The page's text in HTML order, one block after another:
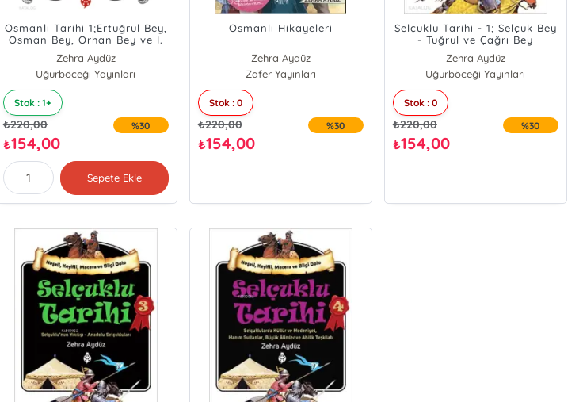
Osmanlı Tarihi 1;Ertuğrul Bey,
Osman Bey, Orhan Bey ve I.
Murat Dönemleri
Zehra Aydüz
Uğurböceği Yayınları
Stok : 1+
₺220,00
₺154,00
%30
Sepete Ekle
Osmanlı Hikayeleri
Zehra Aydüz
Zafer Yayınları
Stok : 0
₺220,00
₺154,00
%30
Selçuklu Tarihi - 1; Selçuk Bey
- Tuğrul ve Çağrı Bey
Dönemleri
Zehra Aydüz
Uğurböceği Yayınları
Stok : 0
₺220,00
₺154,00
%30